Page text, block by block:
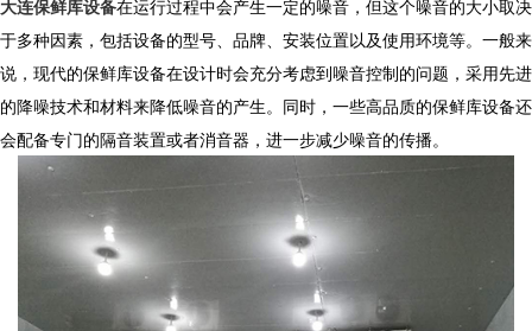
大连保鲜库设备在运行过程中会产生一定的噪音，但这个噪音的大小取决
于多种因素，包括设备的型号、品牌、安装位置以及使用环境等。一般来
说，现代的保鲜库设备在设计时会充分考虑到噪音控制的问题，采用先进
的降噪技术和材料来降低噪音的产生。同时，一些高品质的保鲜库设备还
会配备专门的隔音装置或者消音器，进一步减少噪音的传播。